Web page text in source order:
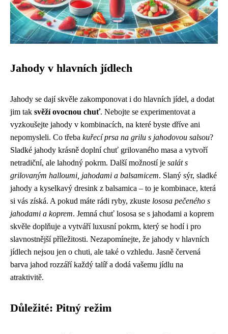
Jahody v hlavních jídlech
Jahody se dají skvěle zakomponovat i do hlavních jídel, a dodat
jim tak svěží ovocnou chuť. Nebojte se experimentovat a
vyzkoušejte jahody v kombinacích, na které byste dříve ani
nepomysleli. Co třeba kuřecí prsa na grilu s jahodovou salsou?
Sladké jahody krásně doplní chuť grilovaného masa a vytvoří
netradiční, ale lahodný pokrm. Další možností je salát s
grilovaným halloumi, jahodami a balsamicem. Slaný sýr, sladké
jahody a kyselkavý dresink z balsamica – to je kombinace, která
si vás získá. A pokud máte rádi ryby, zkuste lososa pečeného s
jahodami a koprem. Jemná chuť lososa se s jahodami a koprem
skvěle doplňuje a vytváří luxusní pokrm, který se hodí i pro
slavnostnější příležitosti. Nezapomínejte, že jahody v hlavních
jídlech nejsou jen o chuti, ale také o vzhledu. Jasně červená
barva jahod rozzáří každý talíř a dodá vašemu jídlu na
atraktivitě.
Důležité: Pitný režim